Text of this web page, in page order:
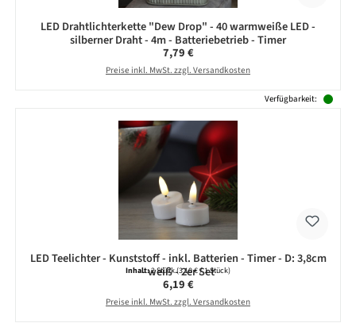
LED Drahtlichterkette "Dew Drop" - 40 warmweiße LED -
silberner Draht - 4m - Batteriebetrieb - Timer
Regulärer Preis:
7,79 €
Preise inkl. MwSt. zzgl. Versandkosten
Verfügbarkeit:
LED Teelichter - Kunststoff - inkl. Batterien - Timer - D: 3,8cm
- weiß - 2er Set
Inhalt:2 Stück(3,10 € / 1 Stück)
Regulärer Preis:
6,19 €
Preise inkl. MwSt. zzgl. Versandkosten